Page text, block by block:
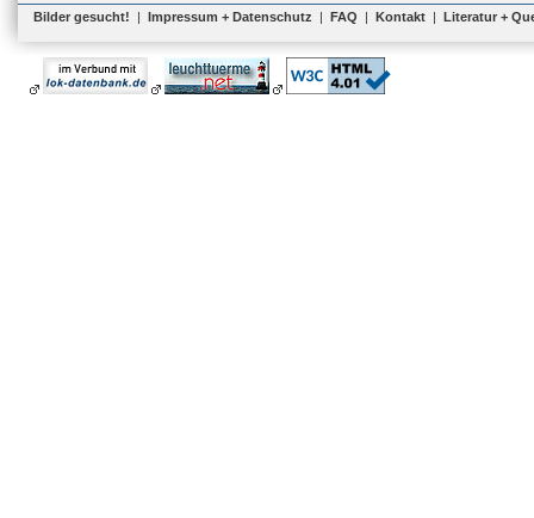
Bilder gesucht! | Impressum + Datenschutz | FAQ | Kontakt | Literatur +